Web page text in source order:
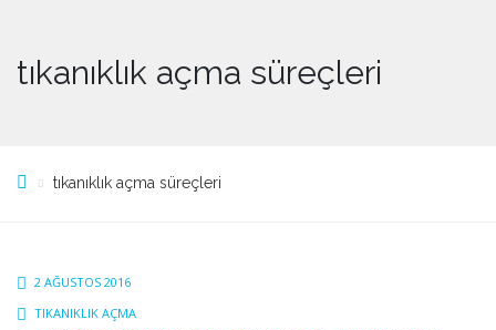
tıkanıklık açma süreçleri
tıkanıklık açma süreçleri
2 AĞUSTOS 2016
TIKANIKLIK AÇMA